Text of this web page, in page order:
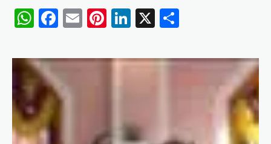
WhatsApp
Facebook
EmailPinterest
LinkedIn
X